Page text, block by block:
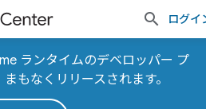
ログイ
ランタイムのデベロッパー プ
もなくリリースされます。